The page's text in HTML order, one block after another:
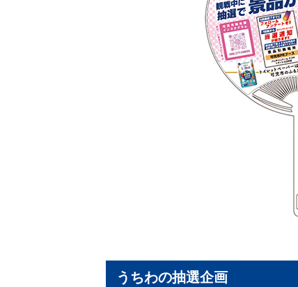
うちわの抽選企画